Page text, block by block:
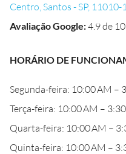
Centro, Santos - SP, 11010-
Avaliação Google:4.9 de
HORÁRIO DE
Segunda-feira: 10:00 AM –
Terça-feira: 10:00 AM –
Quarta-feira: 10:00 AM –
Quinta-feira: 10:00 AM –